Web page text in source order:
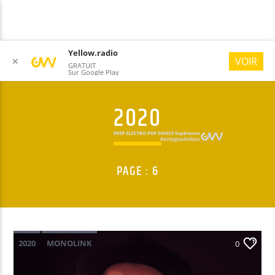
YELLOW RADIO
#ONLYGOODVIBES
2020
PAGE : 6
2020
MONOLINK
PLAGES ELECTRONIQUES 2022
POP
0
✕
Yellow.radio
GRATUIT
Sur Google Play
VOIR